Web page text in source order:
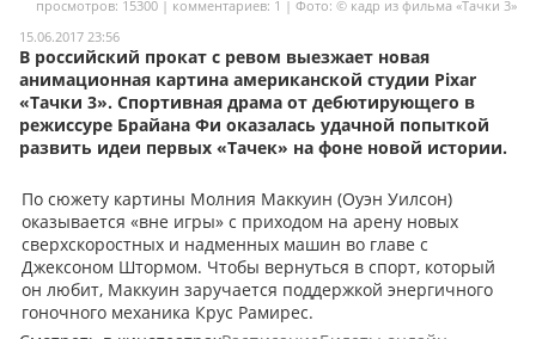
Мои материалы
Мои места
Моя личная афиша
Перечитать
просмотров: 15300 | комментариев: 1 | Фото: © кадр из фильма «Тачки 3»
15.06.2017 23:56
В российский прокат с ревом выезжает новая
анимационная картина американской студии Pixar
«Тачки 3». Спортивная драма от дебютирующего в
режиссуре Брайана Фи оказалась удачной попыткой
развить идеи первых «Тачек» на фоне новой истории.
По сюжету картины Молния Маккуин (Оуэн Уилсон)
оказывается «вне игры» с приходом на арену новых
сверхскоростных и надменных машин во главе с
Джексоном Штормом. Чтобы вернуться в спорт, который
он любит, Маккуин заручается поддержкой энергичного
гоночного механика Крус Рамирес.